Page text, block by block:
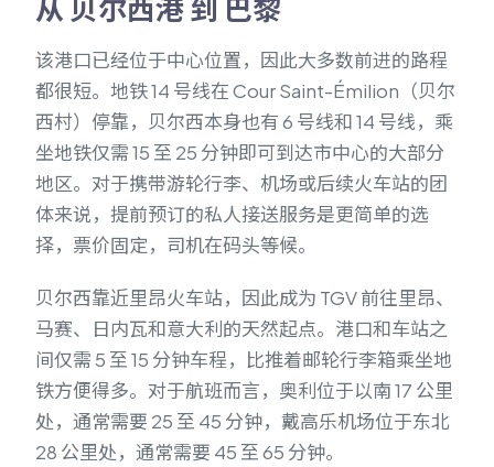
从 贝尔西港 到 巴黎
该港口已经位于中心位置，因此大多数前进的路程
都很短。地铁 14 号线在 Cour Saint-Émilion（贝尔
西村）停靠，贝尔西本身也有 6 号线和 14 号线，乘
坐地铁仅需 15 至 25 分钟即可到达市中心的大部分
地区。对于携带游轮行李、机场或后续火车站的团
体来说，提前预订的私人接送服务是更简单的选
择，票价固定，司机在码头等候。
贝尔西靠近里昂火车站，因此成为 TGV 前往里昂、
马赛、日内瓦和意大利的天然起点。港口和车站之
间仅需 5 至 15 分钟车程，比推着邮轮行李箱乘坐地
铁方便得多。对于航班而言，奥利位于以南 17 公里
处，通常需要 25 至 45 分钟，戴高乐机场位于东北
28 公里处，通常需要 45 至 65 分钟。